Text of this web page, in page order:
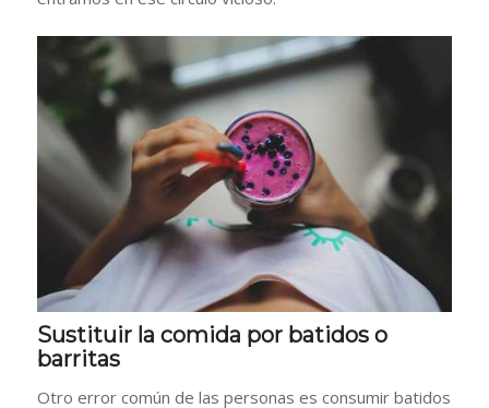
Sustituir la comida por batidos o
barritas
Otro error común de las personas es consumir batidos